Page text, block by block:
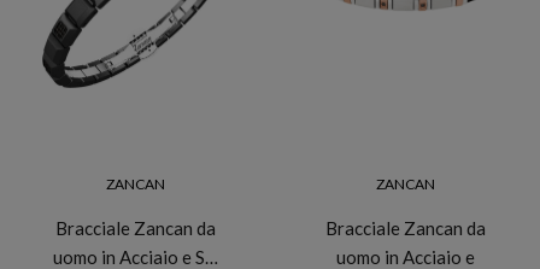
ZANCAN
Bracciale Zancan da
uomo in Acciaio e S…
ZANCAN
Bracciale Zancan da
uomo in Acciaio e